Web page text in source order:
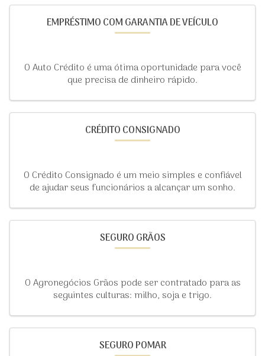
EMPRÉSTIMO COM GARANTIA DE VEÍCULO
O Auto Crédito é uma ótima oportunidade para você
que precisa de dinheiro rápido.
CRÉDITO CONSIGNADO
O Crédito Consignado é um meio simples e confiável
de ajudar seus funcionários a alcançar um sonho.
SEGURO GRÃOS
O Agronegócios Grãos pode ser contratado para as
seguintes culturas: milho, soja e trigo.
SEGURO POMAR